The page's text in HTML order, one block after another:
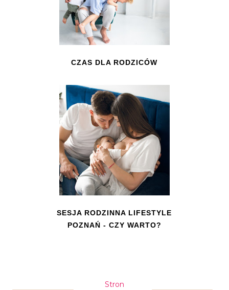
CZAS DLA RODZICÓW
SESJA RODZINNA LIFESTYLE
POZNAŃ - CZY WARTO?
Stron